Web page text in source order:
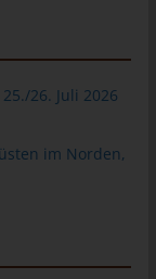
26. Juli 2026
im Norden,
Daten
Union